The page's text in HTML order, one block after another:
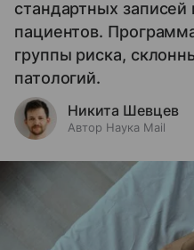
стандартных записей
пациентов.
группы риска,
патологий.
Никита Шевцев
Автор Наука Mail